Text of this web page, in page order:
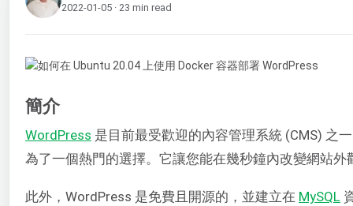
2022-01-05 · 23 min read
簡介
WordPress 是目前最受歡迎的內容管理系統 (CMS) 之
為了一個熱門的選擇。它讓您能在幾秒鐘內改變網站
此外，WordPress 是免費且開源的，並建立在 MySQL